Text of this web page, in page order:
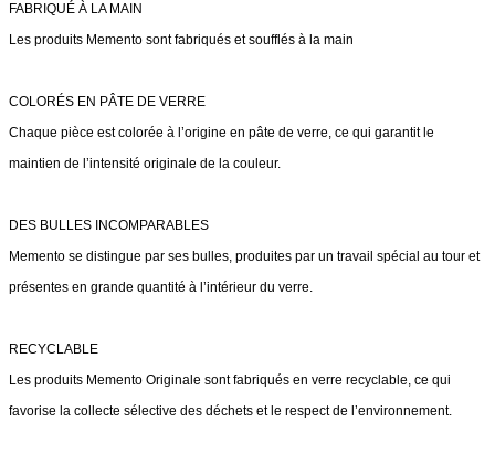
FABRIQUÉ À LA MAIN
Les produits Memento sont fabriqués et soufflés à la main
COLORÉS EN PÂTE DE VERRE
Chaque pièce est colorée à l’origine en pâte de verre, ce qui garantit le
maintien de l’intensité originale de la couleur.
DES BULLES INCOMPARABLES
Memento se distingue par ses bulles, produites par un travail spécial au tour et
présentes en grande quantité à l’intérieur du verre.
RECYCLABLE
Les produits Memento Originale sont fabriqués en verre recyclable, ce qui
favorise la collecte sélective des déchets et le respect de l’environnement.